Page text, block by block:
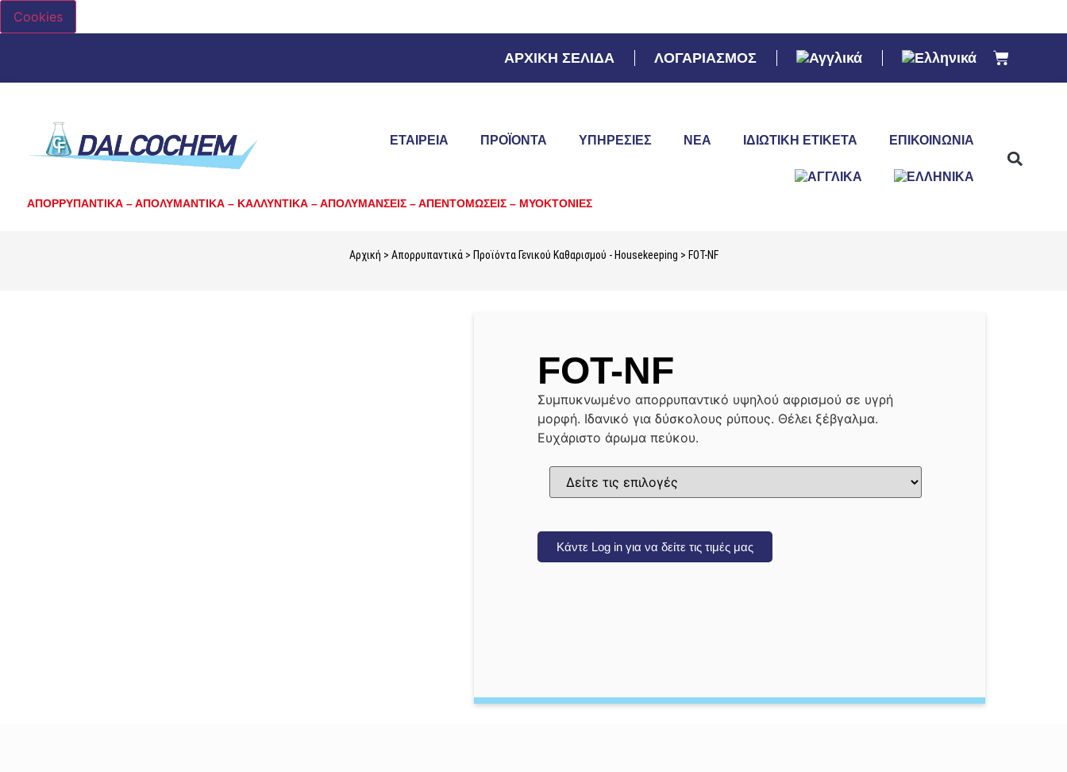
Cookies
ΑΡΧΙΚΗ ΣΕΛΙΔΑ ΛΟΓΑΡΙΑΣΜΟΣ
ΕΤΑΙΡΕΙΑ ΠΡΟΪΌΝΤΑ ΥΠΗΡΕΣΊΕΣ ΝΈΑ ΙΔΙΩΤΙΚΉ ΕΤΙΚΈΤΑ ΕΠΙΚΟΙΝΩΝΊΑ
ΑΠΟΡΡΥΠΑΝΤΙΚΑ – ΑΠΟΛΥΜΑΝΤΙΚΑ – ΚΑΛΛΥΝΤΙΚΑ – ΑΠΟΛΥΜΑΝΣΕΙΣ – ΑΠΕΝΤΟΜΩΣΕΙΣ – ΜΥΟΚΤΟΝΙΕΣ
Αρχική > Απορρυπαντικά> Προϊόντα Γενικού Καθαρισμού - Housekeeping > FOT-NF
FOT-NF
Συμπυκνωμένο απορρυπαντικό υψηλού αφρισμού σε υγρή
μορφή. Ιδανικό για δύσκολους ρύπους. Θέλει ξέβγαλμα.
Ευχάριστο άρωμα πεύκου.
Κάντε Log in για να δείτε τις τιμές μας